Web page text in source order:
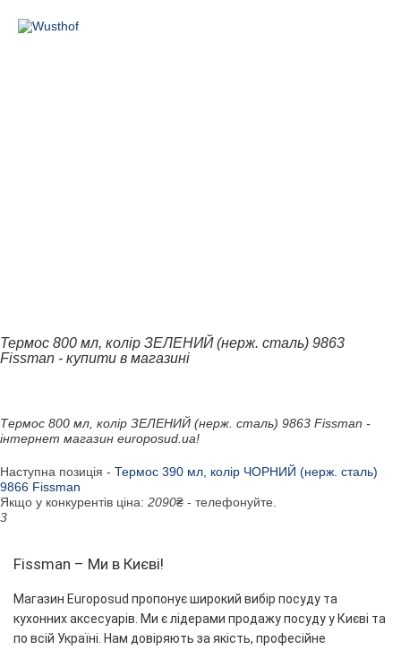
Термос 800 мл, колір ЗЕЛЕНИЙ (нерж. сталь) 9863
Fissman - купити в магазині
Термос 800 мл, колір ЗЕЛЕНИЙ (нерж. сталь) 9863 Fissman -
інтернет магазин europosud.ua!
Наступна позиція - Термос 390 мл, колір ЧОРНИЙ (нерж. сталь)
9866 Fissman
Якщо у конкурентів ціна: 2090₴ - телефонуйте.
3
Fissman – Ми в Києві!
Магазин Europosud пропонує широкий вибір посуду та
кухонних аксесуарів. Ми є лідерами продажу посуду у Києві та
по всій Україні. Нам довіряють за якість, професійне